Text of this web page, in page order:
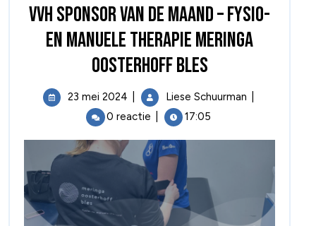
VVH Sponsor van de Maand – Fysio-
en Manuele Therapie Meringa
Oosterhoff Bles
23 mei 2024 Liese Schuurman
0 reactie
17:05